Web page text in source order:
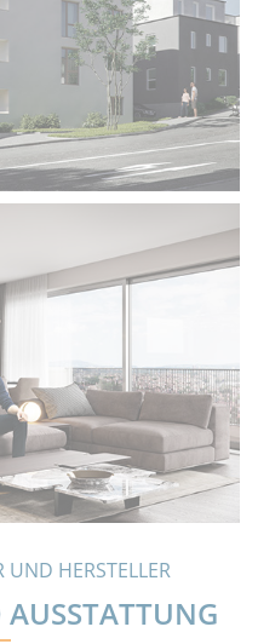
UND HERSTELLER